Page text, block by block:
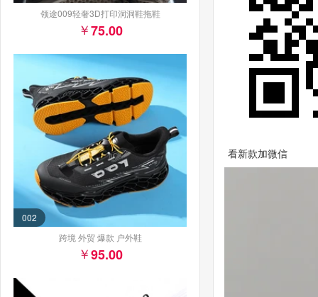
领途009轻奢3D打印洞洞鞋拖鞋
75.00
002
跨境 外贸 爆款 户外鞋
95.00
看新款加微信